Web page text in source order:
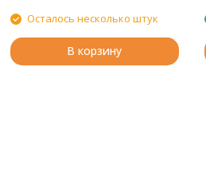
Осталось несколько штук
В корзину